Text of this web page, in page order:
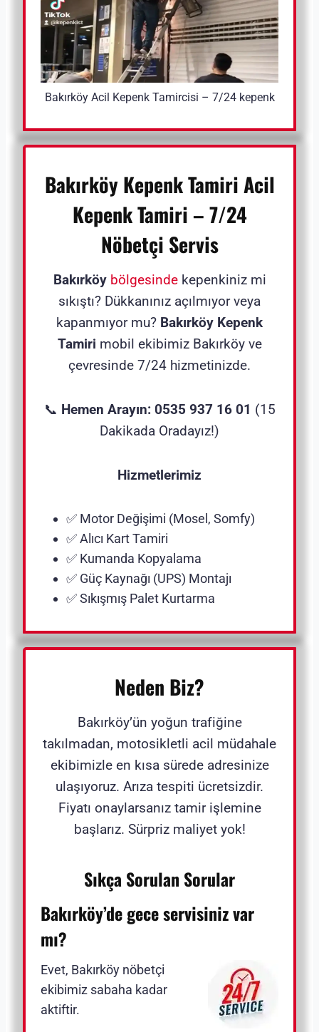
Bakırköy Acil Kepenk Tamircisi – 7/24 kepenk
Bakırköy Kepenk TamiriAcil
Kepenk Tamiri – 7/24
Nöbetçi Servis
Bakırköy bölgesinde kepenkiniz mi
sıkıştı? Dükkanınız açılmıyor veya
kapanmıyor mu? Bakırköy Kepenk
Tamiri mobil ekibimiz Bakırköy ve
çevresinde 7/24 hizmetinizde.
📞 Hemen Arayın: 0535 937 16 01 (15
Dakikada Oradayız!)
Hizmetlerimiz
✅ Motor Değişimi (Mosel, Somfy)
✅ Alıcı Kart Tamiri
✅ Kumanda Kopyalama
✅ Güç Kaynağı (UPS) Montajı
✅ Sıkışmış Palet Kurtarma
Neden Biz?
Bakırköy’ün yoğun trafiğine
takılmadan, motosikletli acil müdahale
ekibimizle en kısa sürede adresinize
ulaşıyoruz. Arıza tespiti ücretsizdir.
Fiyatı onaylarsanız tamir işlemine
başlarız. Sürpriz maliyet yok!
Sıkça Sorulan Sorular
Bakırköy’de gece servisiniz var
mı?
Evet, Bakırköy nöbetçi
ekibimiz sabaha kadar
aktiftir.